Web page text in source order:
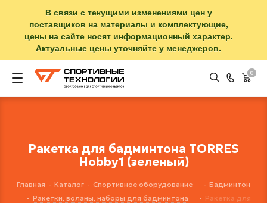
В связи с текущими изменениями цен у
поставщиков на материалы и комплектующие,
цены на сайте носят информационный характер.
Актуальные цены уточняйте у менеджеров.
0
Ракетка для бадминтона TORRES
Hobby1 (зеленый)
Главная - Каталог - Спортивное оборудование - Бадминтон
- Ракетки, воланы, наборы для бадминтона - Ракетка для